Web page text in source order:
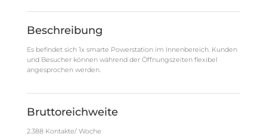
Beschreibung
Es befindet sich 1x smarte Powerstation im Innenbereich. Kunden
und Besucher können während der Öffnungszeiten flexibel
angesprochen werden.
Bruttoreichweite
2.388 Kontakte/ Woche